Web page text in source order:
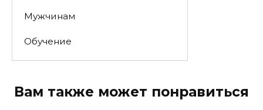
Мужчинам
Обучение
Вам также может понравиться